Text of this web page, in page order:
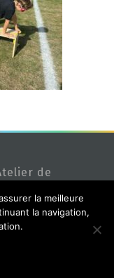
de
la meilleure
la navigation,